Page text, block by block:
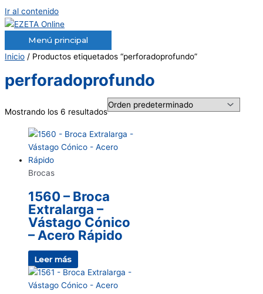
Ir al contenido
Menú principal
Inicio / Productos etiquetados “perforadoprofundo”
perforadoprofundo
Mostrando los 6 resultados
Brocas
1560 – Broca
Extralarga –
Vástago Cónico
– Acero Rápido
Leer más